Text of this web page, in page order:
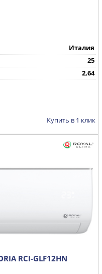
Италия
25
2,64
Купить в 1 клик
RCI-GLF12HN